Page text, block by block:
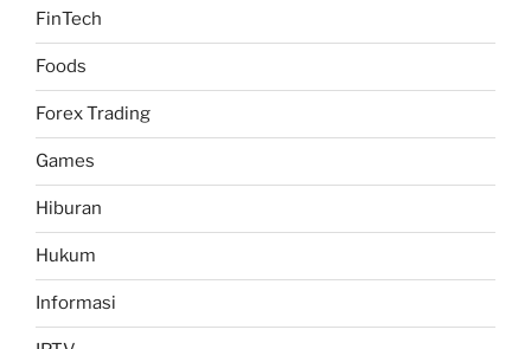
FinTech
Foods
Forex Trading
Games
Hiburan
Hukum
Informasi